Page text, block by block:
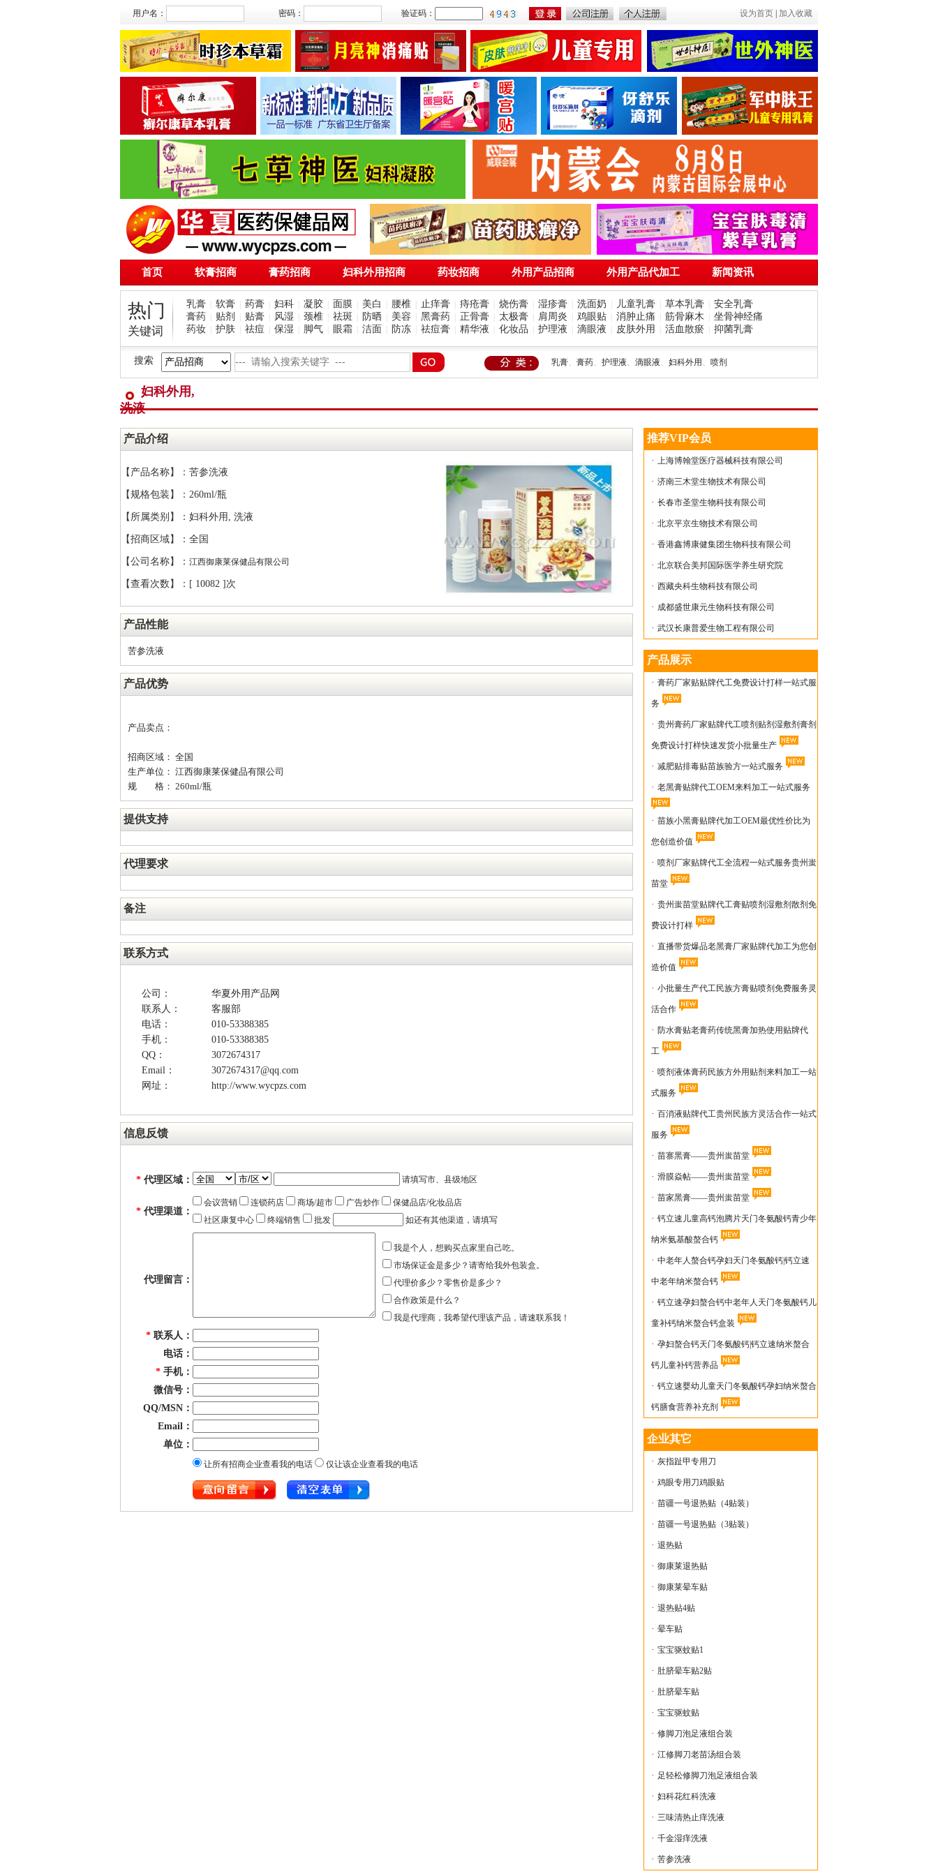
用户名： 密码： 验证码： 设为首页 加入收藏
首页 软膏招商 膏药招商 妇科外用招商 药妆招商 外用产品招商 外用产品代加工 新闻资讯
热门
关键词
乳膏 软膏 药膏 妇科 凝胶 面膜 美白 腰椎 止痒膏 痔疮膏 烧伤膏 湿疹膏 洗面奶 儿童乳膏 草本乳膏
安全乳膏
膏药
贴剂 贴膏 风湿 颈椎 祛斑 防晒 美容 黑膏药 正骨膏 太极膏 肩周炎 鸡眼贴 消肿止痛 筋骨麻木
坐骨神经痛
药妆
护肤 祛痘 保湿 脚气 眼霜 洁面 防冻 祛痘膏 精华液 化妆品 护理液 滴眼液 皮肤外用 活血散瘀 抑菌乳膏
搜索 乳膏、 膏药、 护理液、 滴眼液、 妇科外用 、 喷剂
妇科外用,
洗液
产品介绍
【产品名称】：苦参洗液
【规格包装】：260ml/瓶
【所属类别】：妇科外用, 洗液
【招商区域】：全国
【公司名称】： 江西御康莱保健品有限公司
【查看次数】：[ 10082 ]次
产品性能
苦参洗液
产品优势
产品卖点：
招商区域： 全国
生产单位： 江西御康莱保健品有限公司
规 格： 260ml/瓶
提供支持
代理要求
备注
联系方式
公司：
华夏外用产品网
联系人：
客服部
电话：
010-53388385
手机：
010-53388385
QQ：
3072674317
Email：
3072674317@qq.com
网址：
http://www.wycpzs.com
信息反馈
* 代理区域： 请填写市、县级地区
* 代理渠道：
会议营销 连锁药店 商场/超市 广告炒作
保健品店/化妆品店
社区康复中心
终端销售 批发 如还有其他渠道，请填写
代理留言：
我是个人，想购买点家里自己吃。
市场保证金是多少？请寄给我外包装盒。
代理价多少？零售价是多少？
合作政策是什么？
我是代理商，我希望代理该产品，请速联系我！
* 联系人：
电话：
* 手机：
微信号：
QQ/MSN：
Email：
单位：
让所有招商企业查看我的电话 仅让该企业查看我的电话
推荐VIP会员
· 上海博翰堂医疗器械科技有限公司
· 济南三木堂生物技术有限公司
· 长春市圣堂生物科技有限公司
· 北京平京生物技术有限公司
· 香港鑫博康健集团生物科技有限公司
· 北京联合美邦国际医学养生研究院
· 西藏央科生物科技有限公司
· 成都盛世康元生物科技有限公司
· 武汉长康普爱生物工程有限公司
产品展示
· 膏药厂家贴贴牌代工免费设计打样一站式服
务
· 贵州膏药厂家贴牌代工喷剂贴剂湿敷剂膏剂
免费设计打样快速发货小批量生产
· 减肥贴排毒贴苗族验方一站式服务
· 老黑膏贴牌代工OEM来料加工一站式服务
· 苗族小黑膏贴牌代加工OEM最优性价比为
您创造价值
· 喷剂厂家贴牌代工全流程一站式服务贵州蚩
苗堂
· 贵州蚩苗堂贴牌代工膏贴喷剂湿敷剂散剂免
费设计打样
· 直播带货爆品老黑膏厂家贴牌代加工为您创
造价值
· 小批量生产代工民族方膏贴喷剂免费服务灵
活合作
· 防水膏贴老膏药传统黑膏加热使用贴牌代
工
· 喷剂液体膏药民族方外用贴剂来料加工一站
式服务
· 百消液贴牌代工贵州民族方灵活合作一站式
服务
· 苗寨黑膏——贵州蚩苗堂
· 滑膜焱帖——贵州蚩苗堂
· 苗家黑膏——贵州蚩苗堂
· 钙立速儿童高钙泡腾片天门冬氨酸钙青少年
纳米氨基酸螯合钙
· 中老年人螯合钙孕妇天门冬氨酸钙|钙立速
中老年纳米螯合钙
· 钙立速孕妇螯合钙中老年人天门冬氨酸钙儿
童补钙纳米螯合钙盒装
· 孕妇螯合钙天门冬氨酸钙|钙立速纳米螯合
钙儿童补钙营养品
· 钙立速婴幼儿童天门冬氨酸钙孕妇纳米螯合
钙膳食营养补充剂
企业其它
· 灰指趾甲专用刀
· 鸡眼专用刀鸡眼贴
· 苗疆一号退热贴（4贴装）
· 苗疆一号退热贴（3贴装）
· 退热贴
· 御康莱退热贴
· 御康莱晕车贴
· 退热贴4贴
· 晕车贴
· 宝宝驱蚊贴1
· 肚脐晕车贴2贴
· 肚脐晕车贴
· 宝宝驱蚊贴
· 修脚刀泡足液组合装
· 江修脚刀老苗汤组合装
· 足轻松修脚刀泡足液组合装
· 妇科花红科洗液
· 三味清热止痒洗液
· 千金湿痒洗液
· 苦参洗液